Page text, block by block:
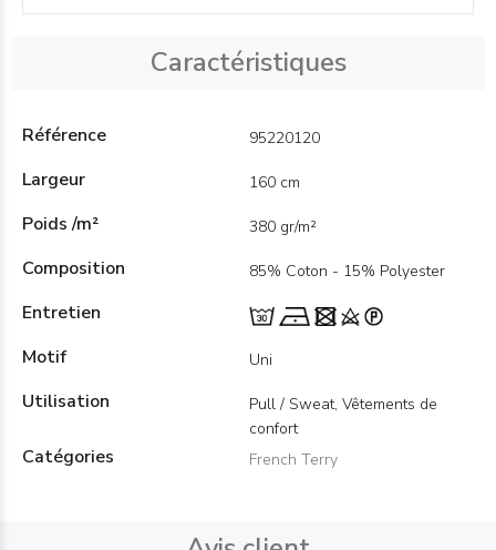
Caractéristiques
Référence 95220120
Largeur 160 cm
Poids /m² 380 gr/m²
Composition 85% Coton - 15% Polyester
Entretien
Motif
Uni
Utilisation
Pull / Sweat, Vêtements de
confort
Catégories French Terry